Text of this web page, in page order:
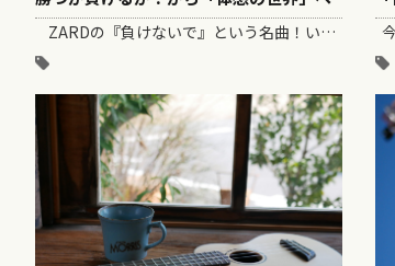
ZARDの『負けないで』という名曲！いい曲だけど〜、、、、、ふと思ったのは～～「勝ち負け」のモノサシ、それってなに？・・・・ってこと。 &…